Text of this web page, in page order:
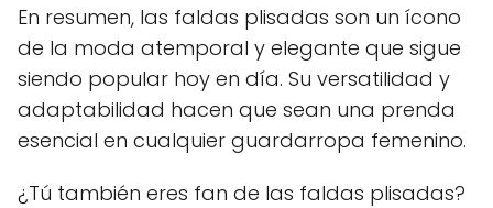
En resumen, las faldas plisadas son un ícono
de la moda atemporal y elegante que sigue
siendo popular hoy en día. Su versatilidad y
adaptabilidad hacen que sean una prenda
esencial en cualquier guardarropa femenino.
¿Tú también eres fan de las faldas plisadas?